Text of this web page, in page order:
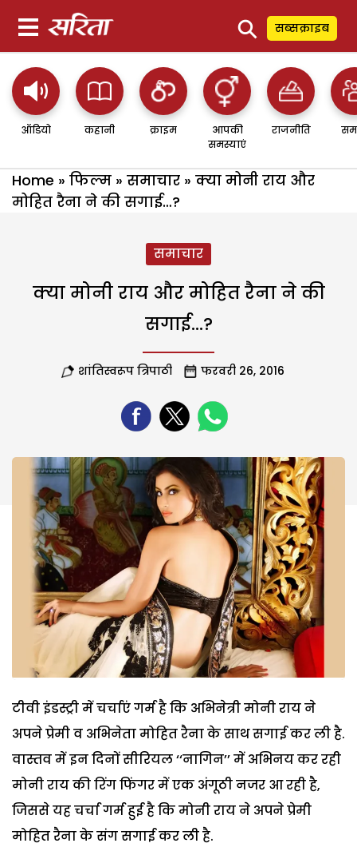
⚲ सब्सक्राइब
ऑडियो कहानी क्राइम
आपकी
समस्याएं
राजनीति
Home » फिल्म » समाचार » क्या मोनी राय और
मोहित रैना ने की सगाई…?
समाचार
क्या मोनी राय और मोहित रैना ने की
सगाई…?
शांतिस्वरूप त्रिपाठी फरवरी 26, 2016
टीवी इंडस्ट्री में चर्चाएं गर्म है कि अभिनेत्री मोनी राय ने
अपने प्रेमी व अभिनेता मोहित रैना के साथ सगाई कर ली है.
वास्तव में इन दिनों सीरियल ‘‘नागिन’’ में अभिनय कर रही
मोनी राय की रिंग फिंगर में एक अंगूठी नजर आ रही है,
जिससे यह चर्चा गर्म हुई है कि मोनी राय ने अपने प्रेमी
मोहित रैना के संग सगाई कर ली है.